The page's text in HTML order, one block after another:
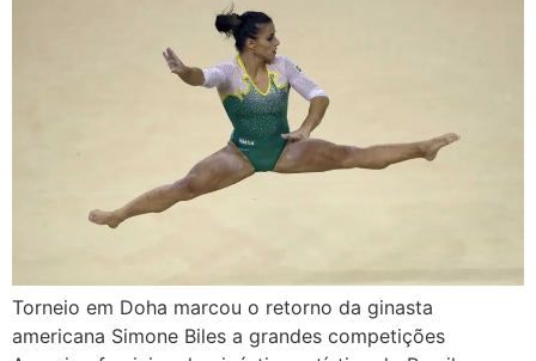
Torneio em Doha marcou o retorno da ginasta
americana Simone Biles a grandes competições